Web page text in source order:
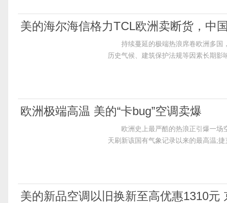
美的海尔海信格力TCL欧洲卖断货，中
持续蔓延的极端热浪席卷欧洲多国，
历史气候、建筑保护法规等因素长期影
欧洲极端高温 美的“卡bug”空调卖爆
欧洲史上最严酷的热浪正引爆一场空
天刷新该国有气象记录以来的最高温;
美的新品空调以旧换新至高优惠1310元